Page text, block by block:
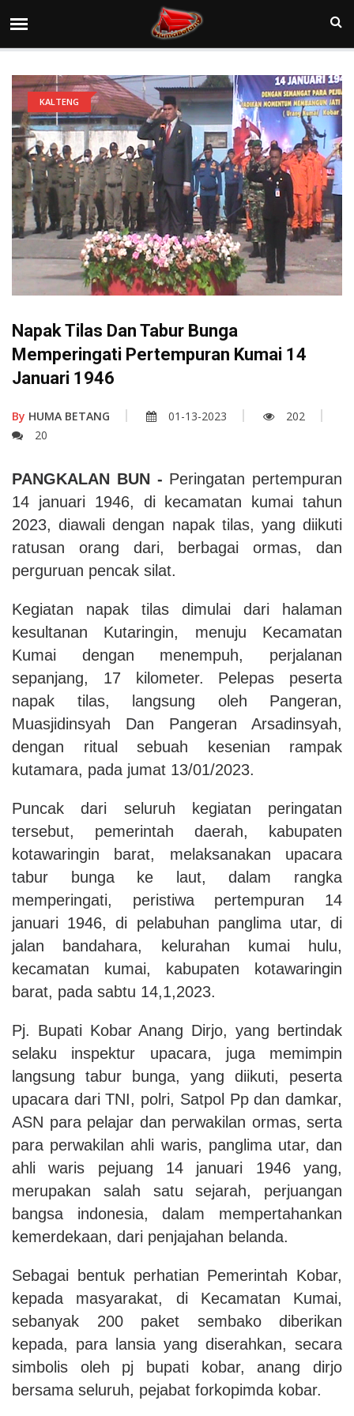
KALTENG
Napak Tilas Dan Tabur Bunga
Memperingati Pertempuran Kumai 14
Januari 1946
By HUMA BETANG 01-13-2023
202
20
PANGKALAN BUN - Peringatan pertempuran
14 januari 1946, di kecamatan kumai tahun
2023, diawali dengan napak tilas, yang diikuti
ratusan orang dari, berbagai ormas, dan
perguruan pencak silat.
Kegiatan napak tilas dimulai dari halaman
kesultanan Kutaringin, menuju Kecamatan
Kumai dengan menempuh, perjalanan
sepanjang, 17 kilometer. Pelepas peserta
napak tilas, langsung oleh Pangeran,
Muasjidinsyah Dan Pangeran Arsadinsyah,
dengan ritual sebuah kesenian rampak
kutamara, pada jumat 13/01/2023.
Puncak dari seluruh kegiatan peringatan
tersebut, pemerintah daerah, kabupaten
kotawaringin barat, melaksanakan upacara
tabur bunga ke laut, dalam rangka
memperingati, peristiwa pertempuran 14
januari 1946, di pelabuhan panglima utar, di
jalan bandahara, kelurahan kumai hulu,
kecamatan kumai, kabupaten kotawaringin
barat, pada sabtu 14,1,2023.
Pj. Bupati Kobar Anang Dirjo, yang bertindak
selaku inspektur upacara, juga memimpin
langsung tabur bunga, yang diikuti, peserta
upacara dari TNI, polri, Satpol Pp dan damkar,
ASN para pelajar dan perwakilan ormas, serta
para perwakilan ahli waris, panglima utar, dan
ahli waris pejuang 14 januari 1946 yang,
merupakan salah satu sejarah, perjuangan
bangsa indonesia, dalam mempertahankan
kemerdekaan, dari penjajahan belanda.
Sebagai bentuk perhatian Pemerintah Kobar,
kepada masyarakat, di Kecamatan Kumai,
sebanyak 200 paket sembako diberikan
kepada, para lansia yang diserahkan, secara
simbolis oleh pj bupati kobar, anang dirjo
bersama seluruh, pejabat forkopimda kobar.